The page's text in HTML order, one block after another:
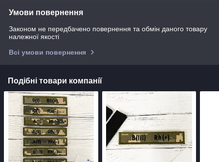
Умови повернення
Законом не передбачено повернення та обмін даного товару
належної якості
Всі умови повернення
Подібні товари компанії